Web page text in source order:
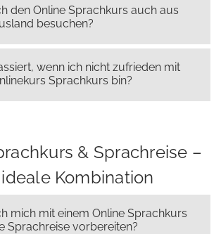
den Online Sprachkurs auch aus
besuchen?
wenn ich nicht zufrieden mit
Sprachkurs bin?
& Sprachreise –
Kombination
mich mit einem Online Sprachkurs
Sprachreise vorbereiten?